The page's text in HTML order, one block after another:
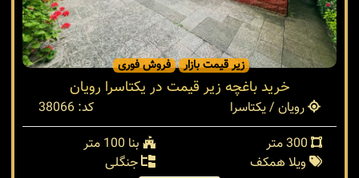
زیر قیمت بازار فروش فوری
خرید باغچه زیر قیمت در یکتاسرا رویان
رویان / یکتاسرا
کد: 38066
بنا 100 متر
ویلا همکف
جنگلی